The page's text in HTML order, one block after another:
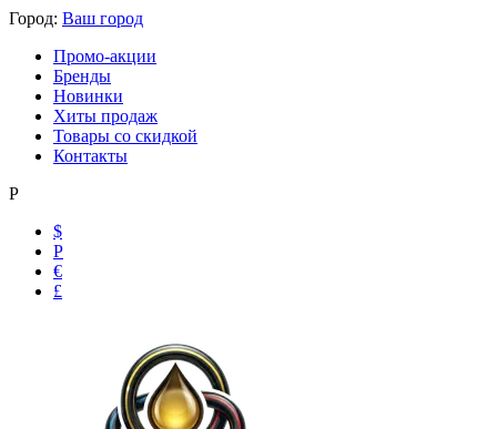
Город: Ваш город
Промо-акции
Бренды
Новинки
Хиты продаж
Товары со скидкой
Контакты
Р
$
Р
€
£